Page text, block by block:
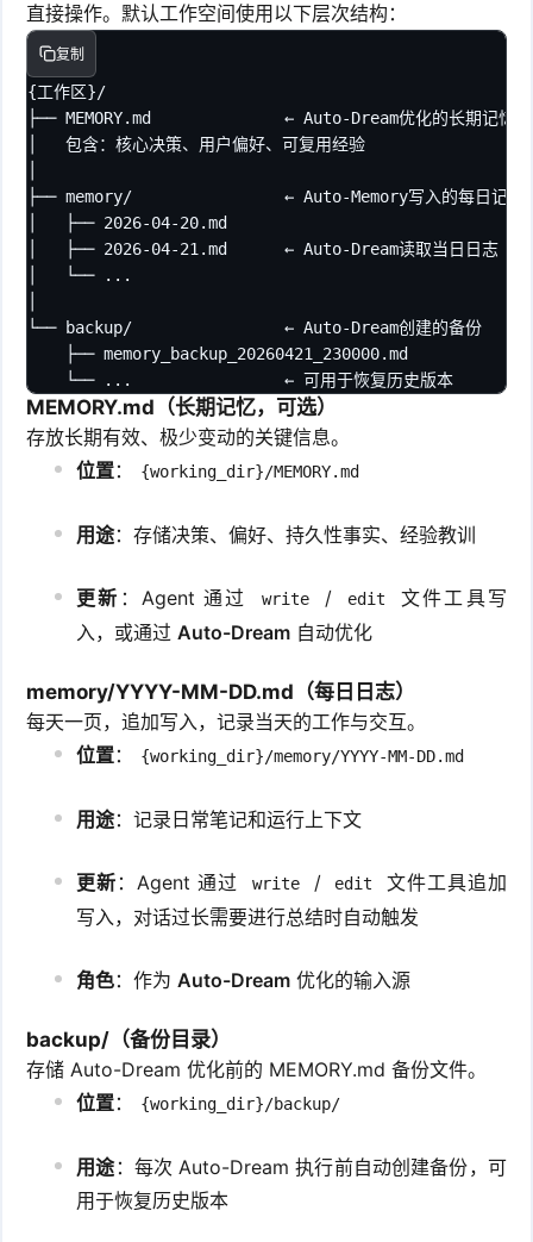
直接操作。默认工作空间使用以下层次结构：
复制
{工作区}/
├── MEMORY.md              ← Auto-Dream优化的长期记忆
│   包含：核心决策、用户偏好、可复用经验
├── memory/                ← Auto-Memory写入的每日记忆
│   ├── 2026-04-20.md
│   ├── 2026-04-21.md      ← Auto-Dream读取当日日志
│   └── ...
└── backup/                ← Auto-Dream创建的备份
├── memory_backup_20260421_230000.md
└── ...                ← 可用于恢复历史版本
MEMORY.md（长期记忆，可选）
存放长期有效、极少变动的关键信息。
位置： {working_dir}/MEMORY.md
用途：存储决策、偏好、持久性事实、经验教训
更新 ：Agent 通过 write / edit
文件工具写
入，或通过Auto-Dream 自动优化
memory/YYYY-MM-DD.md（每日日志）
每天一页，追加写入，记录当天的工作与交互。
位置： {working_dir}/memory/YYYY-MM-DD.md
用途：记录日常笔记和运行上下文
更新 ：Agent 通过 write / edit
文件工具追加
写入，对话过长需要进行总结时自动触发
角色：作为Auto-Dream 优化的输入源
backup/（备份目录）
存储 Auto-Dream 优化前的 MEMORY.md 备份文件。
位置： {working_dir}/backup/
用途：每次 Auto-Dream 执行前自动创建备份，可
用于恢复历史版本